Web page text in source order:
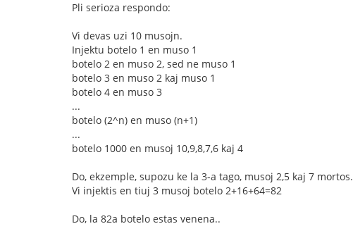
Pli serioza respondo:
Vi devas uzi 10 musojn.
Injektu botelo 1 en muso 1
botelo 2 en muso 2, sed ne muso 1
botelo 3 en muso 2 kaj muso 1
botelo 4 en muso 3
...
botelo (2^n) en muso (n+1)
...
botelo 1000 en musoj 10,9,8,7,6 kaj 4
Do, ekzemple, supozu ke la 3-a tago, musoj 2,5 kaj 7 mortos.
Vi injektis en tiuj 3 musoj botelo 2+16+64=82
Do, la 82a botelo estas venena..